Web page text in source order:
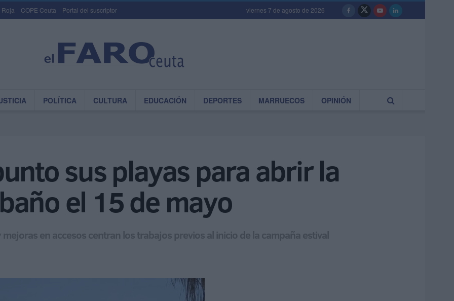
Roja COPE Ceuta Portal del suscriptor viernes 7 de agosto de 2026
POLÍTICA CULTURA EDUCACIÓN DEPORTES MARRUECOS OPINIÓN
sus playas para abrir la
el 15 de mayo
en accesos centran los trabajos previos al inicio de la campaña estival